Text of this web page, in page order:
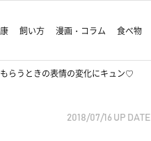
飼い方 漫画・コラム 食べ物
らうときの表情の変化にキュン♡
2018/07/16 UP DATE